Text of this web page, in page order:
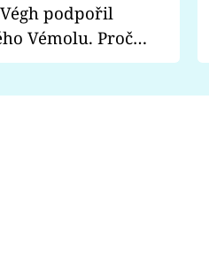
Vémolu. Proč
zápasit s ním než